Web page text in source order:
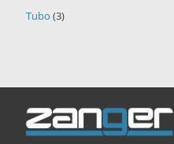
Tubo (3)